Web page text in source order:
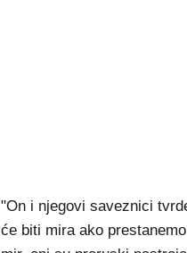
"On i njegovi saveznici
će biti mira ako